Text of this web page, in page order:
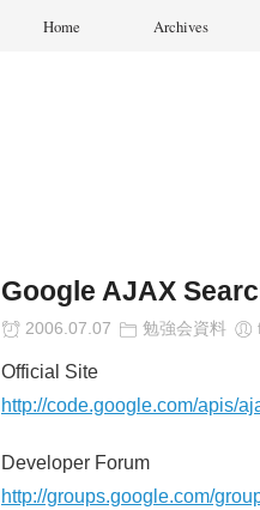
Home Archives
Google AJAX
2006.07.07 勉強会資料
Official Site
http://code.google.com/apis/
Developer Forum
http://groups.google.com/